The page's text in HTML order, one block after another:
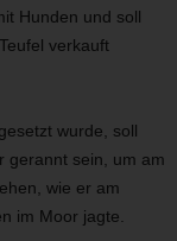
Hunden und soll
verkauft
wurde, soll
gerannt sein, um am
wie er am
im Moor jagte.